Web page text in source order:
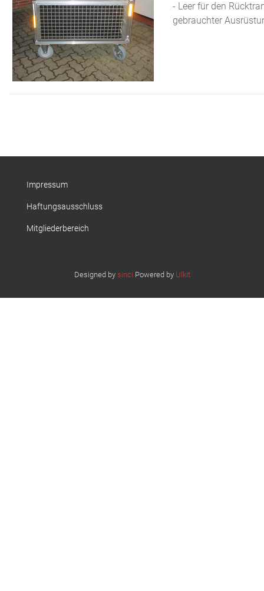
- Leer für den
gebrauchter
Impressum
Haftungsausschluss
Mitgliederbereich
Designed by sinci Powered by Ulkit